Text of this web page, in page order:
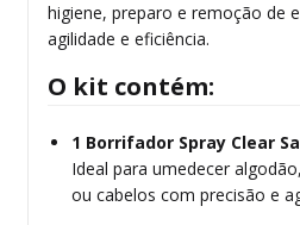
higiene, preparo e remoção de
agilidade e eficiência.
O kit contém:
1 Borrifador Spray Clear
Ideal para umedecer
ou cabelos com precisão e